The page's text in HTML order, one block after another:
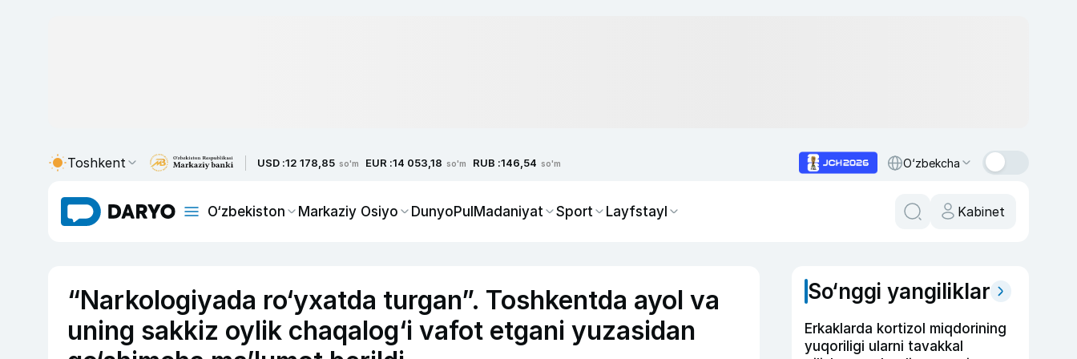
Toshkent USD :12 178,85 so'm EUR :14 053,18 so'm RUB :146,54 so'm O‘zbekcha
O‘zbekiston Markaziy Osiyo DunyoPulMadaniyat Sport Layfstayl Kabinet
“Narkologiyada ro‘yxatda turgan”. Toshkentda ayol va
uning sakkiz oylik chaqalog‘i vafot etgani yuzasidan
So‘nggi yangiliklar
Erkaklarda kortizol miqdorining
yuqoriligi ularni tavakkal